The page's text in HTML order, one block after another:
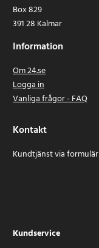
Box 829
391 28 Kalmar
Information
Om 24.se
Logga in
Vanliga frågor - FAQ
Kontakt
Kundtjänst via
Kundservice